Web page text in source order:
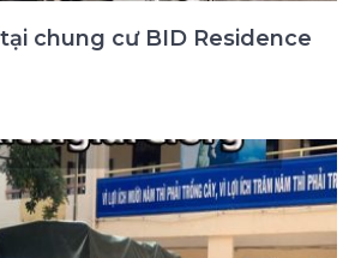
chung cư BID Residence